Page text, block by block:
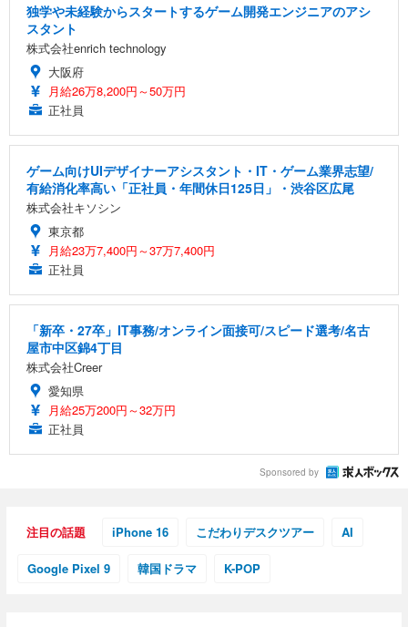
独学や未経験からスタートするゲーム開発エンジニアのアシ
スタント
株式会社enrich technology
大阪府
月給26万8,200円～50万円
正社員
ゲーム向けUIデザイナーアシスタント・IT・ゲーム業界志望/
有給消化率高い「正社員・年間休日125日」・渋谷区広尾
株式会社キソシン
東京都
月給23万7,400円～37万7,400円
正社員
「新卒・27卒」IT事務/オンライン面接可/スピード選考/名古
屋市中区錦4丁目
株式会社Creer
愛知県
月給25万200円～32万円
正社員
Sponsored by
注目の話題 iPhone 16 こだわりデスクツアー AI
Google Pixel 9 韓国ドラマ K-POP